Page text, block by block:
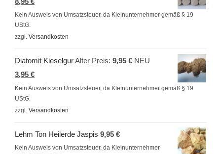
war:
Preis
Kein Ausweis von Umsatzsteuer, da Kleinunternehmer gemäß § 19
UStG.
zzgl. Versandkosten
Diatomit KieselgurAlter Preis: 9,95€ Ursprünglicher
war:
NEU
3,95 €Aktueller
Preis
Kein Ausweis von Umsatzsteuer, da Kleinunternehmer gemäß § 19
UStG.
zzgl. Versandkosten
Lehm Ton Heilerde Jaspis 9,95 €
Kein Ausweis von Umsatzsteuer, da Kleinunternehmer